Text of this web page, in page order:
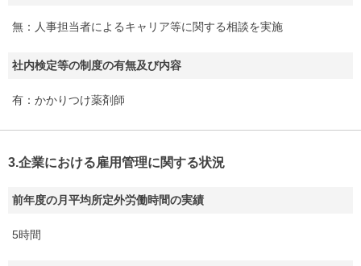
無：人事担当者によるキャリア等に関する相談を実施
社内検定等の制度の有無及び内容
有：かかりつけ薬剤師
3.企業における雇用管理に関する状況
前年度の月平均所定外労働時間の実績
5時間